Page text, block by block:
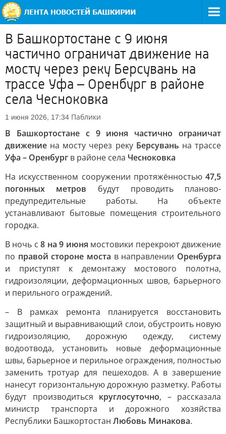
В Башкортостане с 9 июня
частично ограничат движение на
мосту через реку Берсувань на
трассе Уфа – Оренбург в районе
села Чесноковка
1 июня 2026, 17:34 Паблики
В Башкортостане с 9 июня частично ограничат
движение на мосту через реку Берсувань на трассе
Уфа – Оренбург в районе села Чесноковка
На искусственном сооружении протяжённостью 47,5
погонных метров будут проводить планово-
предупредительные работы. На объекте
устанавливают бытовые помещения строительного
городка.
В ночь с8 на 9 июня мостовики перекроют движение
по правой стороне моста в направлении Оренбурга
и приступят к демонтажу мостового полотна,
гидроизоляции, деформационных швов, барьерного
и перильного ограждений.
– В рамках ремонта планируется восстановить
защитный и выравнивающий слои, обустроить новую
гидроизоляцию, дорожную одежду, систему
водоотвода, установить новые деформационные
швы, барьерное и перильное ограждения, полностью
заменить тротуар для пешеходов. А в завершение
нанесут горизонтальную дорожную разметку. Работы
будут производиться круглосуточно, – рассказала
министр транспорта и дорожного хозяйства
Республики Башкортостан Любовь Минакова.